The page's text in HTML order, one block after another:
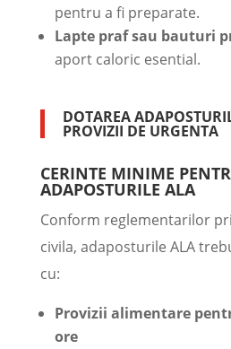
pentru a fi preparate.
Lapte praf sau bauturi
aport caloric esential.
DOTAREA
PROVIZII DE URGENTA
CERINTE MINIME
ADAPOSTURILE ALA
Conform reglementarilor
civila, adaposturile ALA
cu:
Provizii alimentare
ore